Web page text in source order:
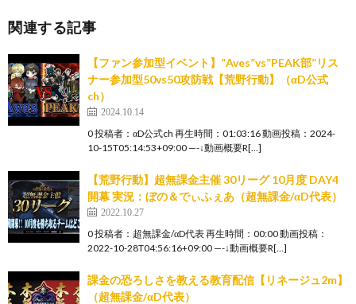
関連する記事
【ファン参加型イベント】”Aves”vs”PEAK部”リス
ナー参加型50vs50攻防戦【荒野行動】（αD公式
ch）
2024.10.14
0 投稿者：αD公式ch 再生時間：01:03:16 動画投稿：2024-
10-15T05:14:53+09:00 —-↓動画概要R[…]
【荒野行動】超無課金主催 30リーグ 10月度 DAY4
開幕 実況：ぼの＆でぃふぇあ（超無課金/αD代表）
2022.10.27
0 投稿者：超無課金/αD代表 再生時間：00:00 動画投稿：
2022-10-28T04:56:16+09:00 —-↓動画概要R[…]
課金の恐ろしさを教える教育配信【リネージュ2m】
（超無課金/αD代表）